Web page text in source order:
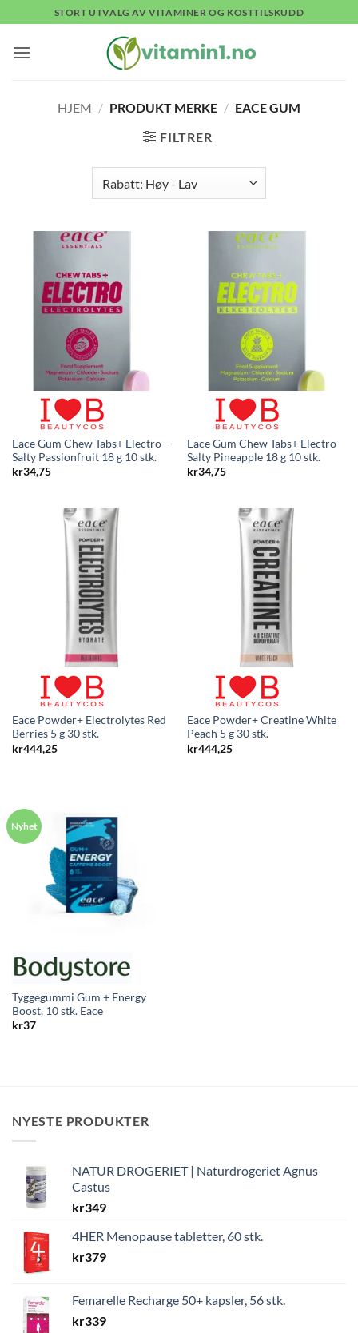
to
content
STORT UTVALG AV VITAMINER OG KOSTTILSKUDD
HJEM / PRODUKT MERKE / EACE GUM
FILTRER
Eace Gum Chew Tabs+ Electro –
Salty Passionfruit 18 g 10 stk.
kr34,75
Eace Gum Chew Tabs+ Electro
Salty Pineapple 18 g 10 stk.
kr34,75
Eace Powder+ Electrolytes Red
Berries 5 g 30 stk.
kr444,25
Eace Powder+ Creatine White
Peach 5 g 30 stk.
kr444,25
Tyggegummi Gum + Energy
Boost, 10 stk. Eace
kr37
NYESTE PRODUKTER
NATUR DROGERIET | Naturdrogeriet Agnus
Castus
kr349
4HER Menopause tabletter, 60 stk.
kr379
Femarelle Recharge 50+ kapsler, 56 stk.
kr339